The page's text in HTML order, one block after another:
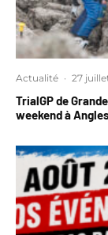
Actualité · 27
TrialGP de
weekend à